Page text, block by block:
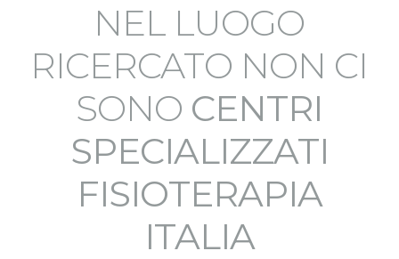
NEL LUOGO
RICERCATO NON CI
SONO CENTRI
SPECIALIZZATI
FISIOTERAPIA
ITALIA